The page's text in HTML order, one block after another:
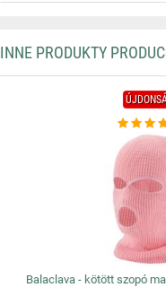
INNE PRODUKTY
Balaclava - kötött szopó